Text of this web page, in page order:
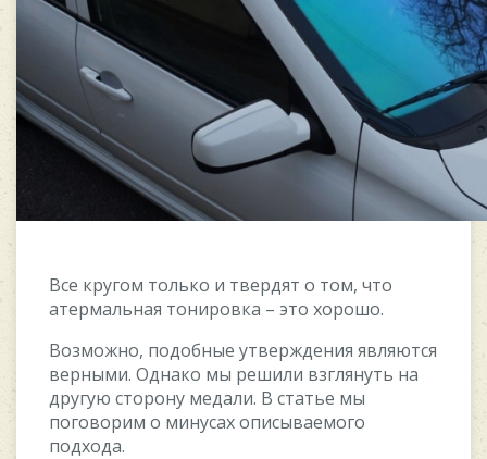
Все кругом только и твердят о том, что
атермальная тонировка – это хорошо.
Возможно, подобные утверждения являются
верными. Однако мы решили взглянуть на
другую сторону медали. В статье мы
поговорим о минусах описываемого
подхода.